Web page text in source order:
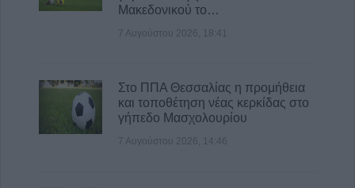
Τ.Κ. Βραγκιανών, Στεφανιάδας, Καρυάς,
κ. Τιμόθεου το διήμερο 8 & 9 Αυγούστου
7 Αυγούστου 2026, 15:07
Μακεδονικού το…
7 Αυγούστου 2026, 18:41
Στο ΠΠΑ Θεσσαλίας η προμήθεια
και τοποθέτηση νέας κερκίδας στο
γήπεδο Μασχολουρίου
7 Αυγούστου 2026, 14:46